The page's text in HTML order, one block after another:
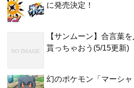
に発売決定！
【サンムーン】合言葉
貰っちゃおう(5/15更新)
幻のポケモン「マーシャ